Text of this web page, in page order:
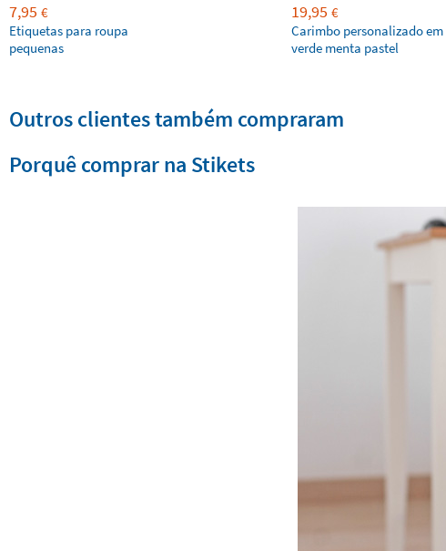
7,95 €
Etiquetas para roupa
pequenas
19,95 €
Carimbo personalizado em
verde menta pastel
Outros clientes também compraram
Porquê comprar na Stikets